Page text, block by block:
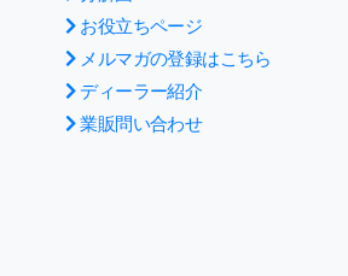
お役立ちページ
メルマガの登録はこちら
ディーラー紹介
業販問い合わせ